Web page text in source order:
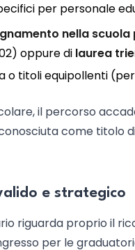
per personale
nella
oppure di laurea
o titoli equipollenti
il percorso
come titolo
e strategico
riguarda proprio il
per le